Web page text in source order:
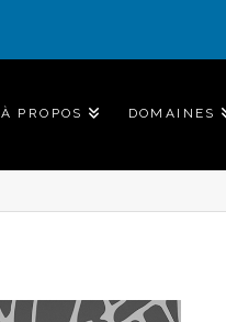
À PROPOS DOMAINES